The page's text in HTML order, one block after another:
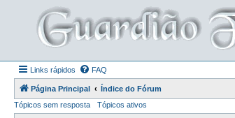
Links rápidos FAQ
Página Principal
Índice do Fórum
Tópicos sem resposta
Tópicos ativos